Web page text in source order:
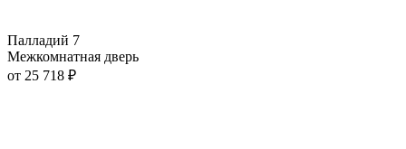
Палладий 7
Межкомнатная дверь
от 25 718 ₽